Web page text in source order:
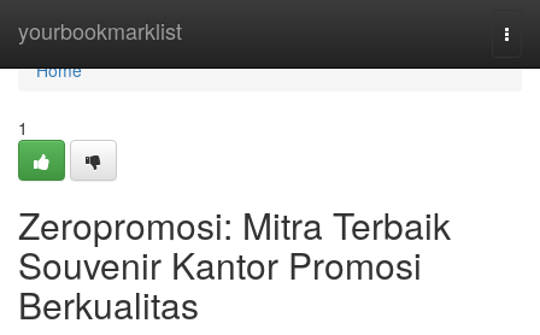
yourbookmarklist
Home
Home
1
Zeropromosi: Mitra Terbaik
Souvenir Kantor Promosi
Berkualitas